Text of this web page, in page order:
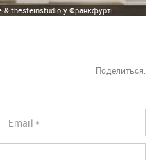
& thesteinstudio у Франкфурті
Поделиться: